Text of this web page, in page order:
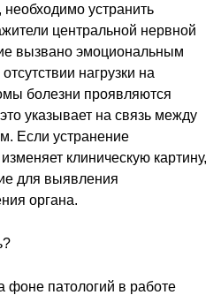
необходимо устранить
центральной нервной
вызвано эмоциональным
нагрузки на
болезни проявляются
указывает на связь между
Если устранение
клиническую картину,
для выявления
органа.
фоне патологий в работе